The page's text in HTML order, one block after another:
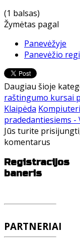
(1 balsas)
Žymėtas pagal
Panevėžyje
Panevėžio
Daugiau šioje
raštingumo kursai
Klaipėda
pradedantiesiems -
Jūs turite
komentarus
Registracijos
baneris
PARTNERIAI